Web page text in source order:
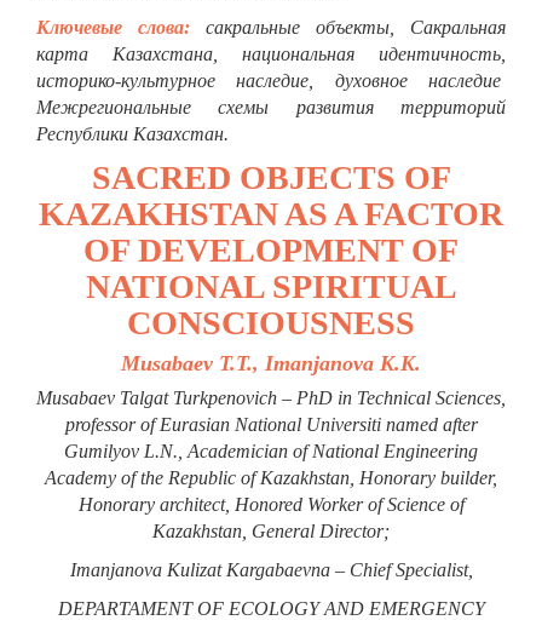
Ключевые слова: сакральные объекты, Сакральная
карта Казахстана, национальная идентичность,
историко-культурное наследие, духовное наследие
Межрегиональные схемы развития территорий
Республики Казахстан.
SACRED OBJECTS OF
KAZAKHSTAN AS A FACTOR
OF DEVELOPMENT OF
NATIONAL SPIRITUAL
CONSCIOUSNESS
Musabaev T.T., Imanjanova K.K.
Musabaev Talgat Turkpenovich – PhD in Technical Sciences,
professor of Eurasian National Universiti named after
Gumilyov L.N., Аcademician of National Engineering
Academy of the Republic of Kazakhstan, Honorary builder,
Honorary architect, Honored Worker of Science of
Kazakhstan, General Director;
Imanjanova Kulizat Kargabaevna – Chief Specialist,
DEPARTAMENT OF ECOLOGY AND EMERGENCY